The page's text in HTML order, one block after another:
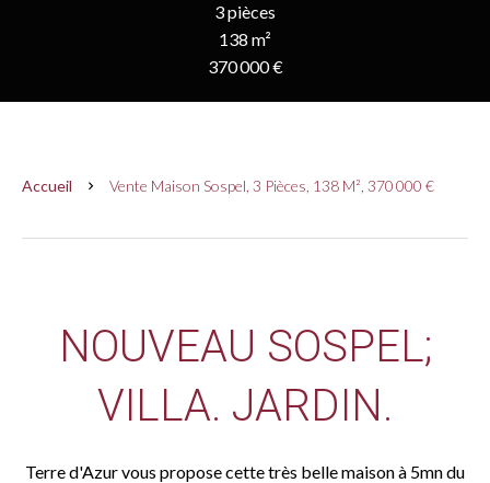
3 pièces
138 m²
370 000 €
Accueil Vente Maison Sospel, 3 Pièces, 138 M², 370 000 €
NOUVEAU SOSPEL;
VILLA. JARDIN.
Terre d'Azur vous propose cette très belle maison à 5mn du